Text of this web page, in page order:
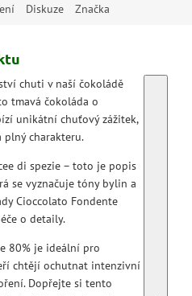
Diskuze Značka
chuti v naší čokoládě
tmavá čokoláda o
unikátní chuťový zážitek,
plný charakteru.
di spezie – toto je popis
se vyznačuje tóny bylin a
Cioccolato Fondente
o detaily.
80% je ideální pro
chtějí ochutnat intenzivní
Dopřejte si tento